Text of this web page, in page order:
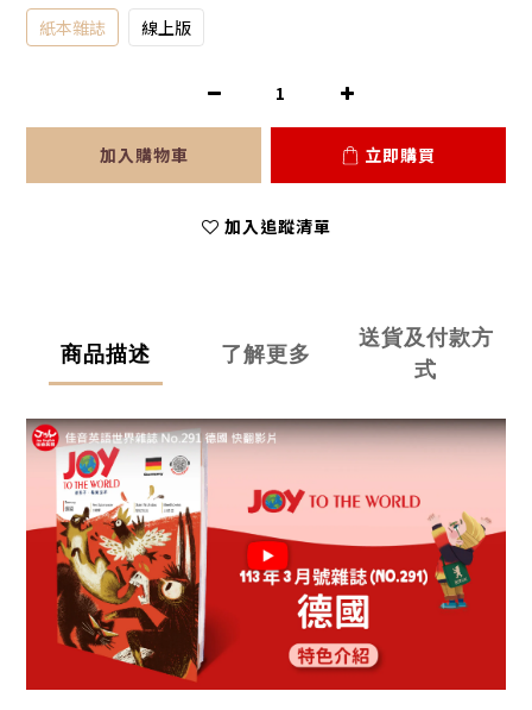
紙本雜誌 線上版
加入購物車 立即購買
加入追蹤清單
商品描述 了解更多
送貨及付款方
式